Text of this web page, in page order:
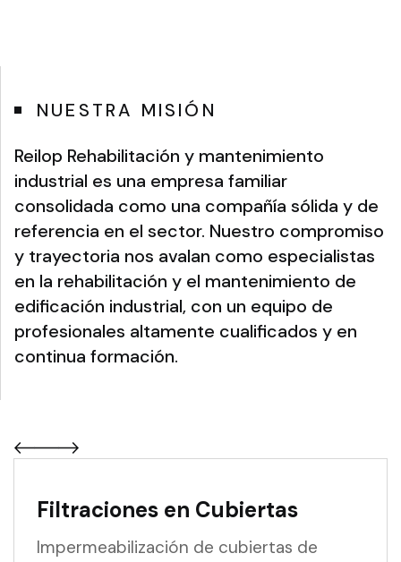
NUESTRA MISIÓN
Reilop Rehabilitación y mantenimiento
industrial es una empresa familiar
consolidada como una compañía sólida y de
referencia en el sector. Nuestro compromiso
y trayectoria nos avalan como especialistas
en la rehabilitación y el mantenimiento de
edificación industrial, con un equipo de
profesionales altamente cualificados y en
continua formación.
Filtraciones en Cubiertas
Impermeabilización de cubiertas de